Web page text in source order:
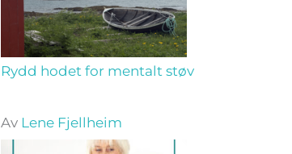
Rydd hodet for mentalt støv
Av Lene Fjellheim